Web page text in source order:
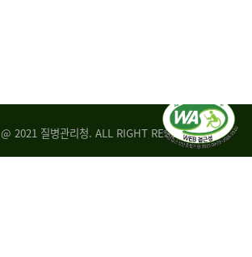
2021 질병관리청. ALL RIGHT RESERVED